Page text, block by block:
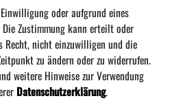
*** Hierbei handelt es sich um ein Pflichtfeld.
oder aufgrund eines
Zustimmung kann erteilt oder
Recht, nicht einzuwilligen und die
zu ändern oder zu widerrufen.
weitere Hinweise zur Verwendung
Daten­schutz­erklärung.